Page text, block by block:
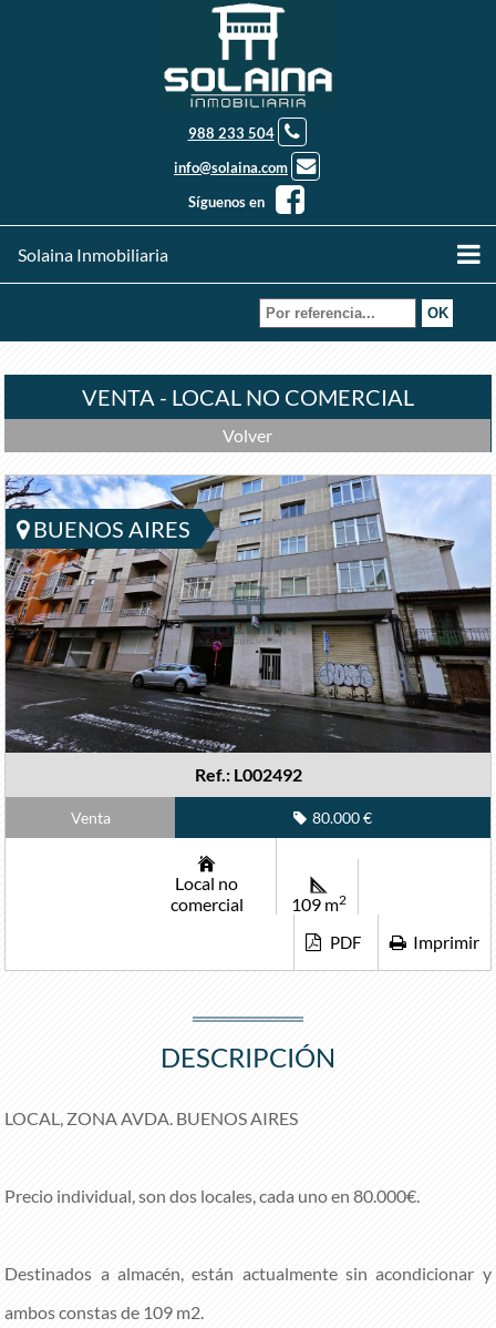
988 233 504
info@solaina.com
Síguenos en
Solaina Inmobiliaria
VENTA - LOCAL NO COMERCIAL
Volver
BUENOS AIRES
Ref.: L002492
Venta 80.000 €
Local no
comercial
109 m2
Imprimir
DESCRIPCIÓN
LOCAL, ZONA AVDA. BUENOS AIRES
Precio individual, son dos locales, cada uno en 80.000€.
Destinados a almacén, están actualmente sin acondicionar y
ambos constas de 109 m2.